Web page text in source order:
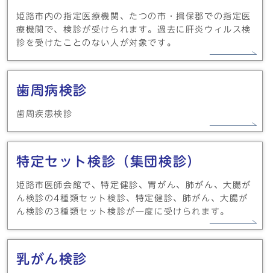
姫路市内の指定医療機関、たつの市・揖保郡での指定医
療機関で、検診が受けられます。過去に肝炎ウィルス検
診を受けたことのない人が対象です。
歯周病検診
歯周疾患検診
特定セット検診（集団検診）
姫路市医師会館で、特定健診、胃がん、肺がん、大腸が
ん検診の4種類セット検診、特定健診、肺がん、大腸が
ん検診の3種類セット検診が一度に受けられます。
乳がん検診